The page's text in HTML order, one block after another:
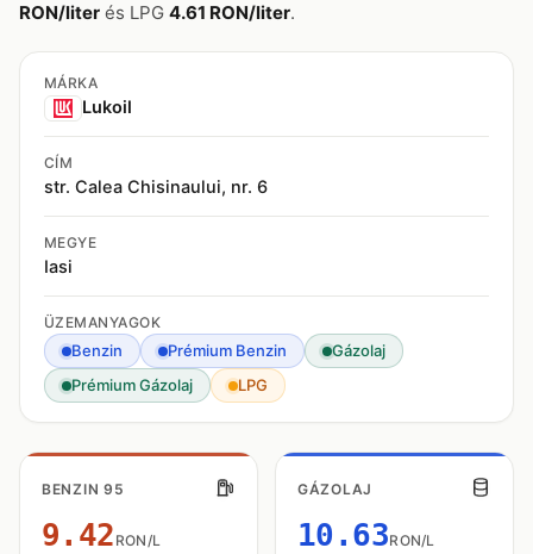
RON/liter és LPG 4.61 RON/liter.
MÁRKA
Lukoil
CÍM
str. Calea Chisinaului, nr. 6
MEGYE
Iasi
ÜZEMANYAGOK
Benzin Prémium Benzin
Gázolaj
Prémium Gázolaj
LPG
BENZIN 95
9.42 RON/L
GÁZOLAJ
10.63RON/L